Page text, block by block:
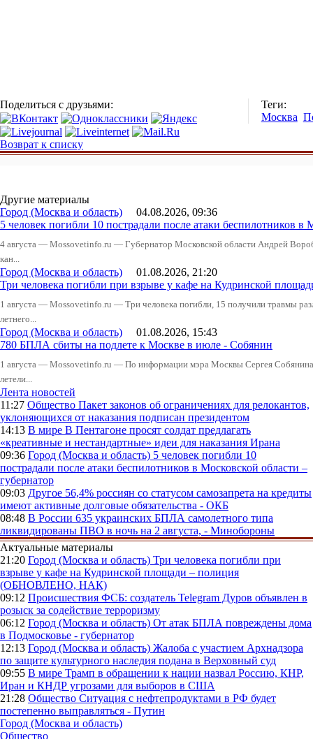
Поделиться с друзьями:
Теги:
Москва
Возврат к списку
Другие материалы
Город (Москва и область) 04.08.2026, 09:36
5 человек погибли 10 пострадали после атаки беспилотников в
4 августа — Mossovetinfo.ru — Губернатор Московской области Андрей
кан...
Город (Москва и область) 01.08.2026, 21:20
Три человека погибли при взрыве у кафе на Кудринской
1 августа — Mossovetinfo.ru — Три человека погибли, 15 получили травмы
летнего...
Город (Москва и область) 01.08.2026, 15:43
780 БПЛА сбиты на подлете к Москве в июле - Собянин
1 августа — Mossovetinfo.ru — По информации мэра Москвы Сергея
летели...
Лента новостей
11:27 Общество Пакет законов об ограничениях для релокантов,
уклоняющихся от наказания подписан президентом
14:13 В мире В Пентагоне просят солдат предлагать
«креативные и нестандартные» идеи для наказания Ирана
09:36 Город (Москва и область) 5 человек погибли 10
пострадали после атаки беспилотников в Московской области –
губернатор
09:03 Другое 56,4% россиян со статусом самозапрета на кредиты
имеют активные долговые обязательства - ОКБ
08:48 В России 635 украинских БПЛА самолетного типа
ликвидированы ПВО в ночь на 2 августа, - Минобороны
Актуальные материалы
21:20 Город (Москва и область) Три человека погибли при
взрыве у кафе на Кудринской площади – полиция
(ОБНОВЛЕНО, НАК)
09:12 Происшествия ФСБ: создатель Telegram Дуров объявлен в
розыск за содействие терроризму
06:12 Город (Москва и область) От атак БПЛА повреждены дома
в Подмосковье - губернатор
12:13 Город (Москва и область) Жалоба с участием Архнадзора
по защите культурного наследия подана в Верховный суд
09:55 В мире Трамп в обращении к нации назвал Россию, КНР,
Иран и КНДР угрозами для выборов в США
21:28 Общество Ситуация с нефтепродуктами в РФ будет
постепенно выправляться - Путин
Город (Москва и область)
Общество